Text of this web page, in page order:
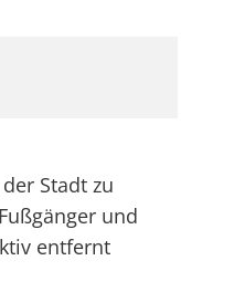
Stadt zu
und
entfernt